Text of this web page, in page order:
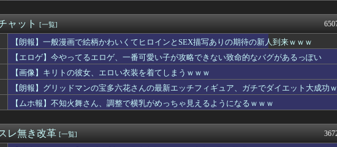
』空白の100年編の役者が揃うｗｗｗ
あぁ^
】青キュアさん、意外と変な子多いw w w
プリ
間「バックアップ作成して」AI「了解。あ、間違えちゃったｗ」→シャレ...
る魔術の禁書目録、最新刊でヒロイン戦争決着wwwwwwwwwwww...
アニ
ーレンって絶対に性欲強いよなｗｗｗｗｗ
ぴこ速
テンツの主人公「ヒロインか全人類かの二択…ボクはヒロインを選ぶっ！...
アビス』ってマジで深い作品じゃね？
漫画
ーマイス】「変身ベルト DXマイスドライバー」ほか【玩具情報公開・...
fig速
の大冒険の六大団長、パワーバランスがガチめちゃくちゃｗｗｗ
ト・レモネードジャム】アリスグリント「陽見恵凪」フィギュア【明日予...
fig速
ャンポケ斉藤の被害女性「事件で知名度を上げてバウムクーヘン売ったり...
アニ
ャット [一覧]
【朗報】一般漫画で絵柄かわいくてヒロインとSEX描写ありの期待の新人到来ｗｗｗ
【エロゲ】今やってるエロゲ、一番可愛い子が攻略できない致命的なバグがあるっぽい
【画像】キリトの彼女、エロい衣装を着てしまうｗｗｗ
【朗報】グリッドマンの宝多六花さんの最新エッチフィギュア、ガチでダイエット大成功
【ムホ報】不知火舞さん、調整で横乳がめっちゃ見えるようになるｗｗｗ
レ無き改革 [一覧]